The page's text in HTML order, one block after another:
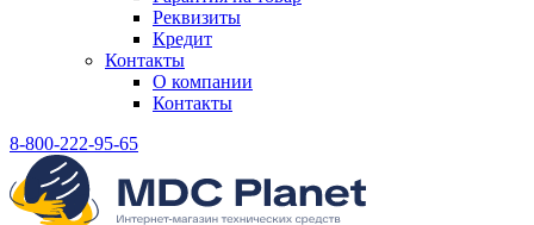
Реквизиты
Кредит
Контакты
О компании
Контакты
8-800-222-95-65